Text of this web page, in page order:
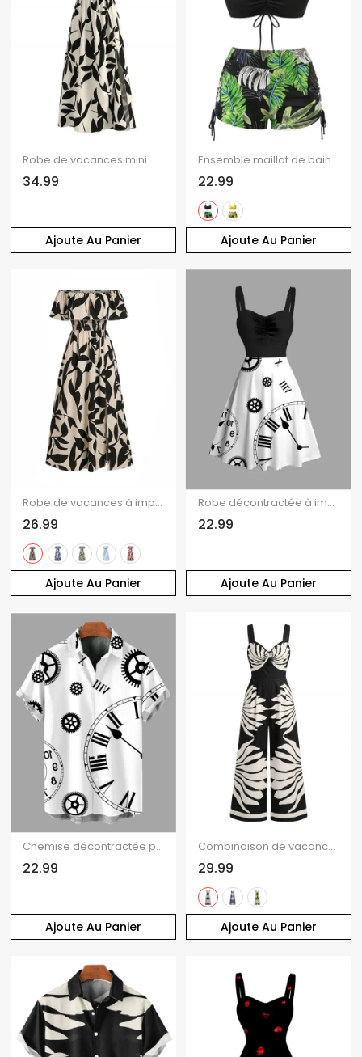
Ajoute Au Panier
Robe de vacances minimaliste à motif de feuilles, découpe torsadée, fente, dos nu
34.99
Ajoute Au Panier
Ensemble maillot de bain bikini de vacances, couleur vive, shorty à imprimé tropical de feuilles de palmier
22.99
Ajoute Au Panier
Robe de vacances à imprimé floral discret, épaules dénudées et fente
26.99
Ajoute Au Panier
Robe décontractée à imprimé engrenages et buste froncé
22.99
Ajoute Au Panier
Chemise décontractée pour homme à imprimé engrenages et horloges, boutonnée
22.99
Ajoute Au Panier
Combinaison de vacances à imprimé feuilles et jambes larges torsadées
29.99